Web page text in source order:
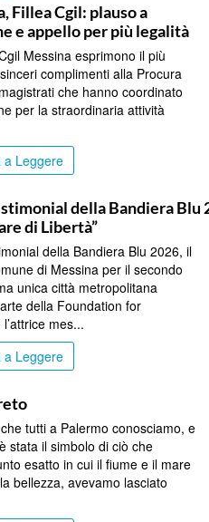
Fillea Cgil: plauso a
e appello per più legalità
Messina esprimono il più
complimenti alla Procura
che hanno coordinato
per la straordinaria attività
a Leggere
della Bandiera Blu
di Libertà”
della Bandiera Blu 2026, il
di Messina per il secondo
unica città metropolitana
della Foundation for
mes...
a Leggere
tutti a Palermo conosciamo, e
stata il simbolo di ciò che
esatto in cui il fiume e il mare
bellezza, avevamo lasciato